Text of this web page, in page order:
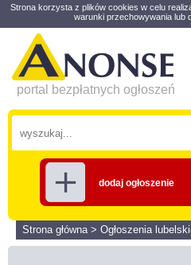
Strona korzysta z plików cookies w celu
warunki przechowywania lub
portal bezpłatnych ogłoszeń
dodaj ogłoszenie
Strona główna> Ogłoszenia